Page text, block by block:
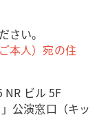
さい。
本人）宛の住
NR ビル 5F
公演窓口（キッ